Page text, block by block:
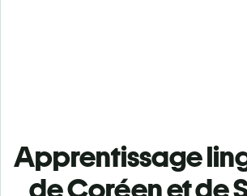
Apprentissage